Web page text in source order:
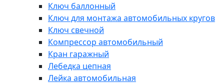
Ключ баллонный
Ключ для монтажа автомобильных кругов
Ключ свечной
Компрессор автомобильный
Кран гаражный
Лебедка цепная
Лейка автомобильная